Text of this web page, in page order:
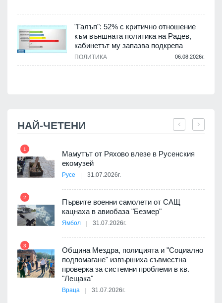
"Галъп": 52% с критично отношение
към външната политика на Радев,
кабинетът му запазва подкрепа
ПОЛИТИКА 06.08.2026г.
НАЙ-ЧЕТЕНИ
1
Мамутът от Ряхово влезе в Русенския
екомузей
Русе 31.07.2026г.
2
Първите военни самолети от САЩ
кацнаха в авиобаза "Безмер"
Ямбол 31.07.2026г.
3
Община Мездра, полицията и "Социално
подпомагане" извършиха съвместна
проверка за системни проблеми в кв.
"Лещака"
Враца 31.07.2026г.